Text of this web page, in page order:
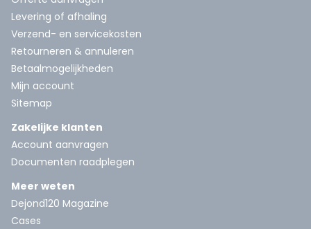
Levering of afhaling
Verzend- en servicekosten
Retourneren & annuleren
Betaalmogelijkheden
Mijn account
Sitemap
Zakelijke klanten
Account aanvragen
Documenten raadplegen
Meer weten
Dejond120 Magazine
Cases